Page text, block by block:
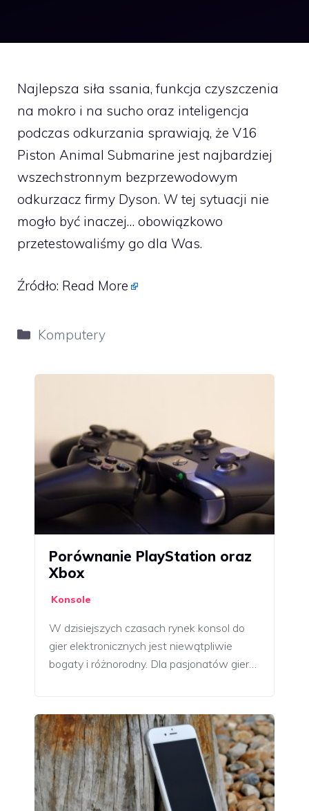
Najlepsza siła ssania, funkcja czyszczenia
na mokro i na sucho oraz inteligencja
podczas odkurzania sprawiają, że V16
Piston Animal Submarine jest najbardziej
wszechstronnym bezprzewodowym
odkurzacz firmy Dyson. W tej sytuacji nie
mogło być inaczej… obowiązkowo
przetestowaliśmy go dla Was.
Źródło: Read More
Kategorie
Komputery
Porównanie PlayStation oraz
Xbox
Konsole
W dzisiejszych czasach rynek konsol do
gier elektronicznych jest niewątpliwie
bogaty i różnorodny. Dla pasjonatów gier…